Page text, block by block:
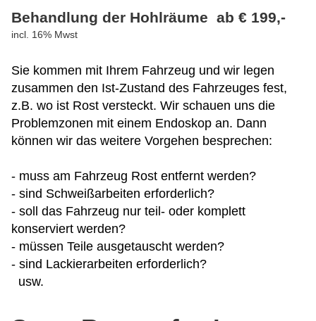
Behandlung der Hohlräume ab € 199,-
incl. 16% Mwst
Sie kommen mit Ihrem Fahrzeug und wir legen
zusammen den Ist-Zustand des Fahrzeuges fest,
z.B. wo ist Rost versteckt. Wir schauen uns die
Problemzonen mit einem Endoskop an. Dann
können wir das weitere Vorgehen besprechen:
- muss am Fahrzeug Rost entfernt werden?
- sind Schweißarbeiten erforderlich?
- soll das Fahrzeug nur teil- oder komplett
konserviert werden?
- müssen Teile ausgetauscht werden?
- sind Lackierarbeiten erforderlich?
usw.